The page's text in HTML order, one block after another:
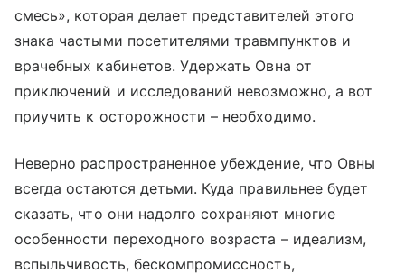
смесь», которая делает представителей этого
знака частыми посетителями травмпунктов и
врачебных кабинетов. Удержать Овна от
приключений и исследований невозможно, а вот
приучить к осторожности – необходимо.
Неверно распространенное убеждение, что Овны
всегда остаются детьми. Куда правильнее будет
сказать, что они надолго сохраняют многие
особенности переходного возраста – идеализм,
вспыльчивость, бескомпромиссность,